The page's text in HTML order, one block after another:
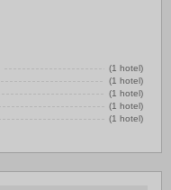
(1 hotel)
(1 hotel)
(1 hotel)
(1 hotel)
(1 hotel)